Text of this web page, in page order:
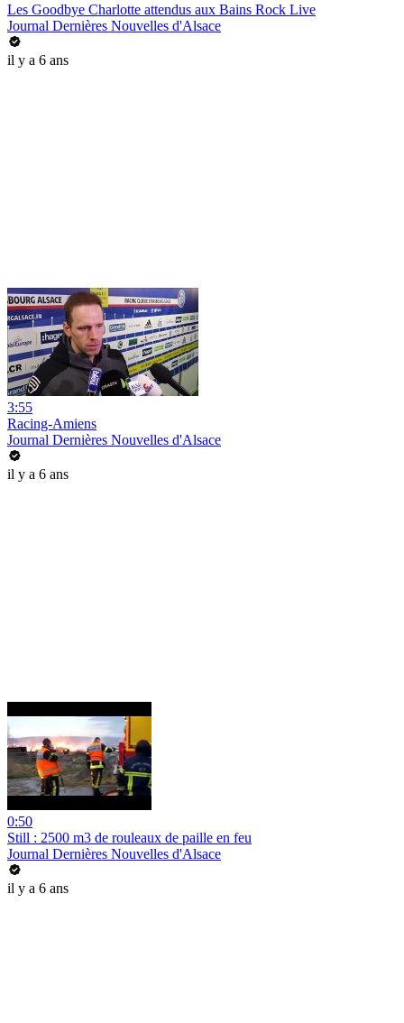
Les Goodbye Charlotte attendus aux Bains Rock Live
Journal Dernières Nouvelles d'Alsace
il y a 6 ans
3:55
Racing-Amiens
Journal Dernières Nouvelles d'Alsace
il y a 6 ans
0:50
Still : 2500 m3 de rouleaux de paille en feu
Journal Dernières Nouvelles d'Alsace
il y a 6 ans